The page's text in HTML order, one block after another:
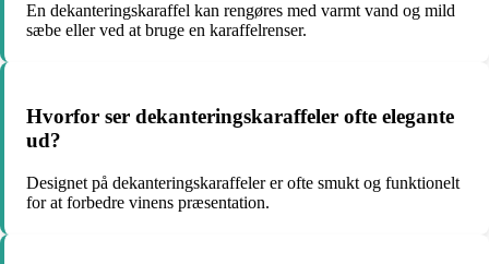
En dekanteringskaraffel kan rengøres med varmt vand og mild
sæbe eller ved at bruge en karaffelrenser.
Hvorfor ser dekanteringskaraffeler ofte elegante
ud?
Designet på dekanteringskaraffeler er ofte smukt og funktionelt
for at forbedre vinens præsentation.